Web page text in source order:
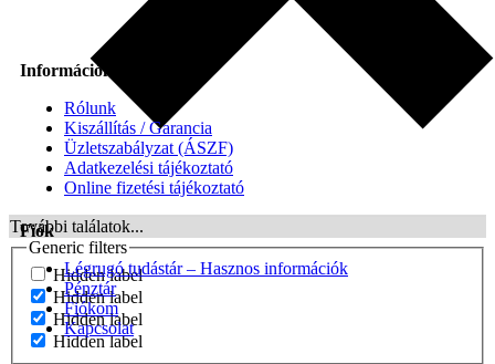
További találatok...
Generic filters
Hidden label
Hidden label
Hidden label
Hidden label
Információk
Rólunk
Kiszállítás / Garancia
Üzletszabályzat (ÁSZF)
Adatkezelési tájékoztató
Online fizetési tájékoztató
Fiók
Légrugó tudástár – Hasznos információk
Pénztár
Fiókom
Kapcsolat